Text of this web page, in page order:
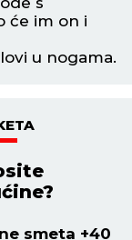
će im on i
u nogama.
smeta +40